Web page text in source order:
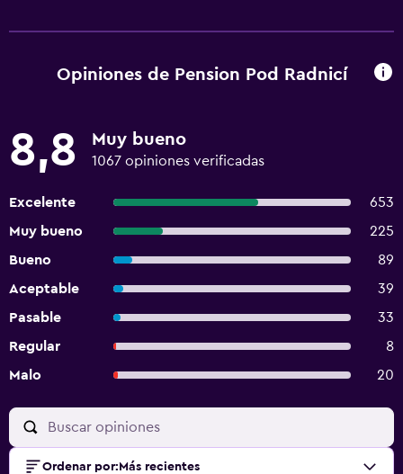
Opiniones de Pension Pod Radnicí
8,8 Muy bueno
1067 opiniones verificadas
Excelente
653
Muy bueno
225
Bueno
89
Aceptable
39
Pasable
33
Regular
8
Malo
20
Ordenar por: Más recientes